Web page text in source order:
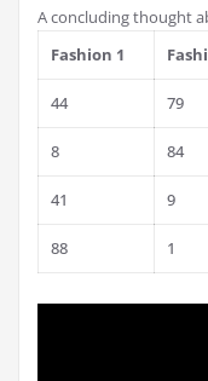
A concluding thought
Fashion 1
44 79
8 84
41 9
88 1